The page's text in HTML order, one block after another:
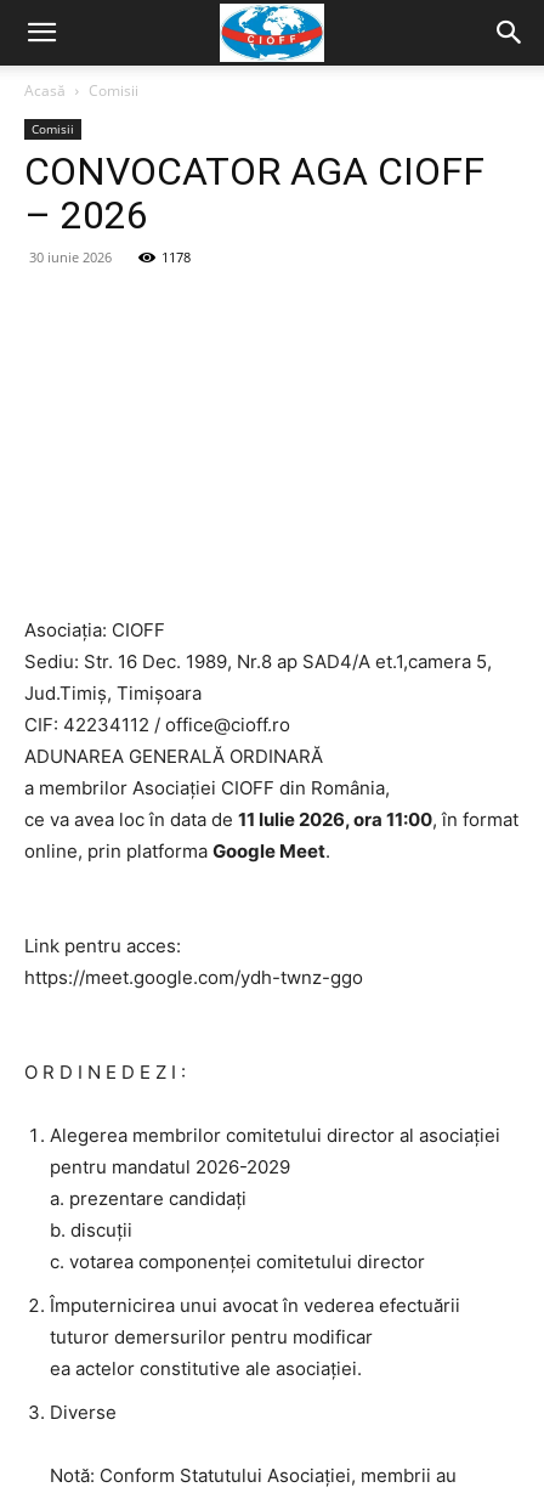
Acasă Comisii
Comisii
CONVOCATOR AGA CIOFF
– 2026
30 iunie 2026 1178
Asociația: CIOFF
Sediu: Str. 16 Dec. 1989, Nr.8 ap SAD4/A et.1,camera 5,
Jud.Timiș, Timișoara
CIF: 42234112 / office@cioff.ro
ADUNAREA GENERALĂ ORDINARĂ
a membrilor Asociației CIOFF din România,
ce va avea loc în data de 11 Iulie 2026, ora 11:00, în format
online, prin platforma Google Meet.
Link pentru acces:
https://meet.google.com/ydh-twnz-ggo
O R D I N E D E Z I :
Alegerea membrilor comitetului director al asociației
pentru mandatul 2026-2029
a. prezentare candidați
b. discuții
c. votarea componenței comitetului director
Împuternicirea unui avocat în vederea efectuării
tuturor demersurilor pentru modificar
ea actelor constitutive ale asociației.
Diverse
Notă: Conform Statutului Asociației, membrii au